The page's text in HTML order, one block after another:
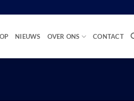
NIEUWS OVER ONS CONTACT